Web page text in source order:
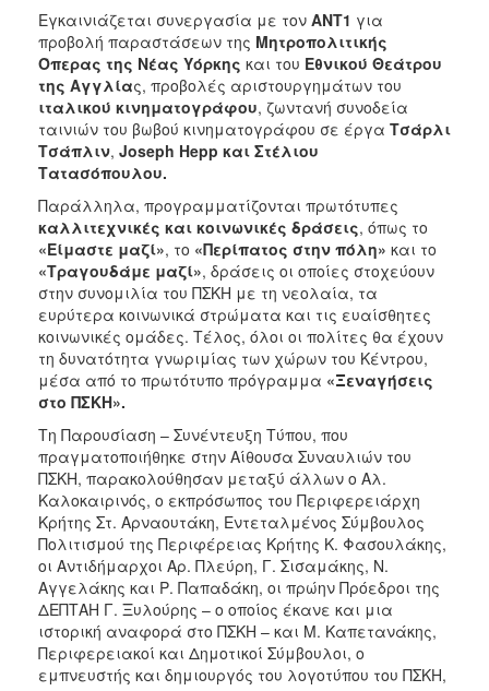
Εγκαινιάζεται συνεργασία με τον ΑΝΤ1 για
προβολή παραστάσεων της Μητροπολιτικής
Όπερας της Νέας Υόρκης και του Εθνικού Θεάτρου
της Αγγλίας, προβολές αριστουργημάτων του
ιταλικού κινηματογράφου, ζωντανή συνοδεία
ταινιών του βωβού κινηματογράφου σε έργα Τσάρλι
Τσάπλιν, Joseph Hepp και Στέλιου
Τατασόπουλου.
Παράλληλα, προγραμματίζονται πρωτότυπες
καλλιτεχνικές και κοινωνικές δράσεις, όπως το
«Είμαστε μαζί», το «Περίπατος στην πόλη» και το
«Τραγουδάμε μαζί», δράσεις οι οποίες στοχεύουν
στην συνομιλία του ΠΣΚΗ με τη νεολαία, τα
ευρύτερα κοινωνικά στρώματα και τις ευαίσθητες
κοινωνικές ομάδες. Τέλος, όλοι οι πολίτες θα έχουν
τη δυνατότητα γνωριμίας των χώρων του Κέντρου,
μέσα από το πρωτότυπο πρόγραμμα «Ξεναγήσεις
στο ΠΣΚΗ».
Τη Παρουσίαση – Συνέντευξη Τύπου, που
πραγματοποιήθηκε στην Αίθουσα Συναυλιών του
ΠΣΚΗ, παρακολούθησαν μεταξύ άλλων ο Αλ.
Καλοκαιρινός, ο εκπρόσωπος του Περιφερειάρχη
Κρήτης Στ. Αρναουτάκη, Εντεταλμένος Σύμβουλος
Πολιτισμού της Περιφέρειας Κρήτης Κ. Φασουλάκης,
οι Αντιδήμαρχοι Αρ. Πλεύρη, Γ. Σισαμάκης, Ν.
Αγγελάκης και Ρ. Παπαδάκη, οι πρώην Πρόεδροι της
ΔΕΠΤΑΗ Γ. Ξυλούρης – ο οποίος έκανε και μια
ιστορική αναφορά στο ΠΣΚΗ – και Μ. Καπετανάκης,
Περιφερειακοί και Δημοτικοί Σύμβουλοι, ο
εμπνευστής και δημιουργός του λογοτύπου του ΠΣΚΗ,